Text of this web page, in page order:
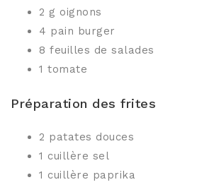
2 g oignons
4 pain burger
8 feuilles de salades
1 tomate
Préparation des frites
2 patates douces
1 cuillère sel
1 cuillère paprika